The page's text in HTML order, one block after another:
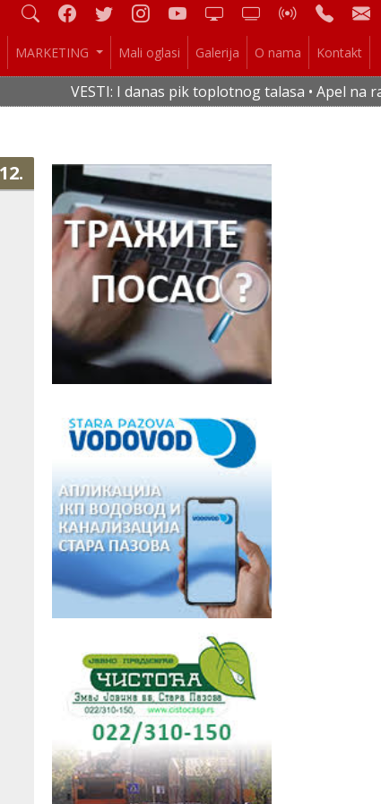
MARKETING Mali oglasi Galerija O nama Kontakt
VESTI: I danas pik toplotnog talasa • Apel na